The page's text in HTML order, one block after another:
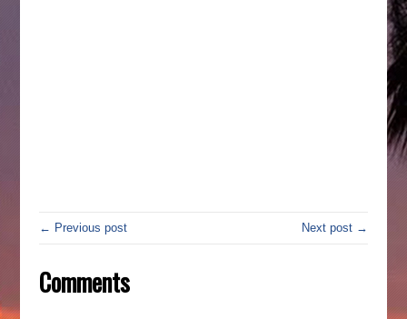
← Previous post Next post →
Comments